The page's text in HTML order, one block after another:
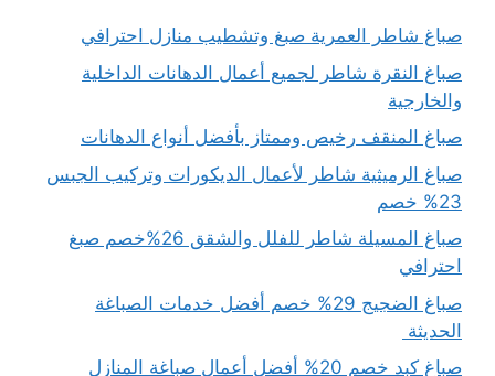
صباغ شاطر العمرية صبغ وتشطيب منازل احترافي
صباغ النقرة شاطر لجميع أعمال الدهانات الداخلية
والخارجية
صباغ المنقف رخيص وممتاز بأفضل أنواع الدهانات
صباغ الرميثية شاطر لأعمال الديكورات وتركيب الجبس
23% خصم
صباغ المسيلة شاطر للفلل والشقق 26%خصم صبغ
احترافي
صباغ الضجيج 29% خصم أفضل خدمات الصباغة
الحديثة
صباغ كبد خصم 20% أفضل أعمال صباغة المنازل